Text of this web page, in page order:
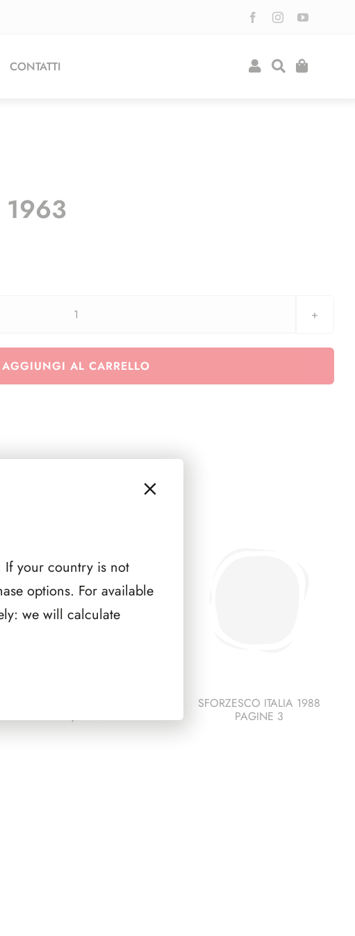
CONTATTI
Spagna
-
AGGIUNGI AL CARRELLO
1972/1978
SFORZESCO ITALIA 1988
PAGINE 3
If your country is not
options. For available
we will calculate